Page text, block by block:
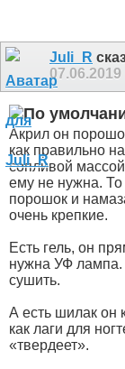
Juli_R
07.06.2019
Акрил он
как правильно
сопливой
ему не нужна. То
порошок и
очень крепкие.
Есть гель, он
нужна УФ лампа.
сушить.
А есть шилак он
как лаги для
«твердеет».